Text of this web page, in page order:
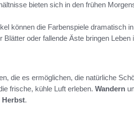
bieten sich in den frühen
können die Farbenspiele dramatisch
Blätter oder fallende Äste bringen Leben
die es ermöglichen, die natürliche
frische, kühle Luft erleben. Wandern
Herbst.